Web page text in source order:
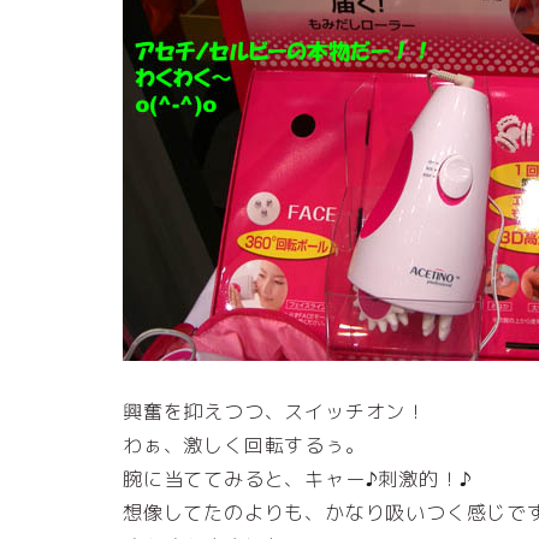
興奮を抑えつつ、スイッチオン！
わぁ、激しく回転するぅ。
腕に当ててみると、キャー♪刺激的！♪
想像してたのよりも、かなり吸いつく感じで